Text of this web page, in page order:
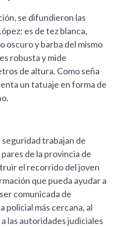
se difundieron las
es de tez blanca,
oscuro y barba del mismo
robusta y mide
de altura. Como seña
un tatuaje en forma de
seguridad trabajan de
de la provincia de
el recorrido del joven
que pueda ayudar a
comunicada de
policial más cercana, al
las autoridades judiciales